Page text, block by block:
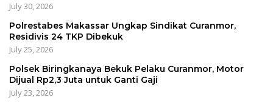
July 30, 2026
Polrestabes Makassar Ungkap Sindikat Curanmor,
Residivis 24 TKP Dibekuk
July 25, 2026
Polsek Biringkanaya Bekuk Pelaku Curanmor, Motor
Dijual Rp2,3 Juta untuk Ganti Gaji
July 23, 2026